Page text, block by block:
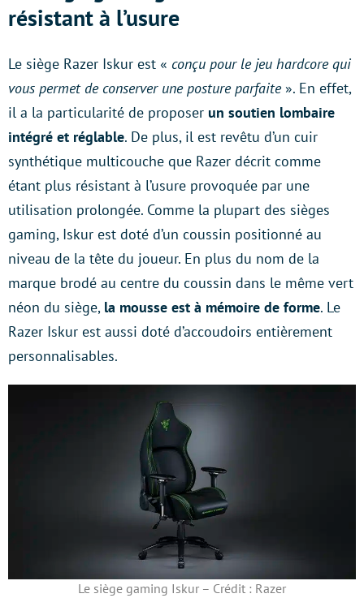
résistant à l’usure
Le siège Razer Iskur est « conçu pour le jeu hardcore qui
vous permet de conserver une posture parfaite». En effet,
il a la particularité de proposer un soutien lombaire
intégré et réglable. De plus, il est revêtu d’un cuir
synthétique multicouche que Razer décrit comme
étant plus résistant à l’usure provoquée par une
utilisation prolongée. Comme la plupart des sièges
gaming, Iskur est doté d’un coussin positionné au
niveau de la tête du joueur. En plus du nom de la
marque brodé au centre du coussin dans le même vert
néon du siège, la mousse est à mémoire de forme. Le
Razer Iskur est aussi doté d’accoudoirs entièrement
personnalisables.
Le siège gaming Iskur – Crédit : Razer